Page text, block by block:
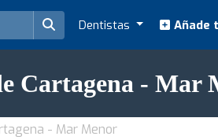
Dentistas Añade
Cartagena - Mar
- Mar Menor